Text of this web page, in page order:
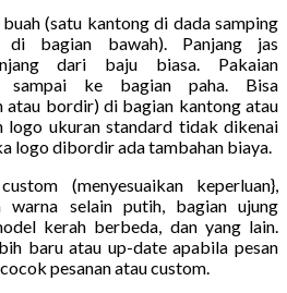
(satu kantong di dada samping
bagian bawah). Panjang jas
dari baju biasa. Pakaian
sampai ke bagian paha. Bisa
atau bordir) di bagian kantong atau
logo ukuran standard tidak dikenai
logo dibordir ada tambahan biaya.
(menyesuaikan keperluan},
warna selain putih, bagian ujung
kerah berbeda, dan yang lain.
baru atau up-date apabila pesan
pesanan atau custom.